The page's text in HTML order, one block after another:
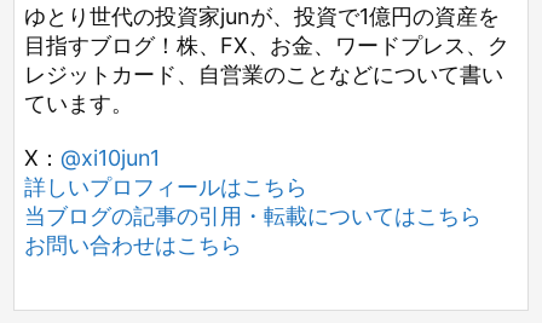
ゆとり世代の投資家junが、投資で1億円の資産を
目指すブログ！株、FX、お金、ワードプレス、ク
レジットカード、自営業のことなどについて書い
ています。
X： @xi10jun1
詳しいプロフィールはこちら
当ブログの記事の引用・転載についてはこちら
お問い合わせはこちら